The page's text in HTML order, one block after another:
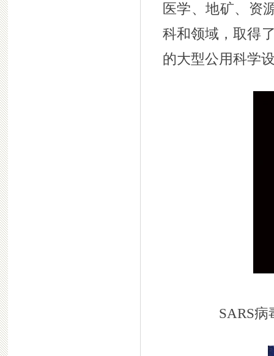
医学、地矿、资
科和领域，取得
的大型公用科学
SARS病毒